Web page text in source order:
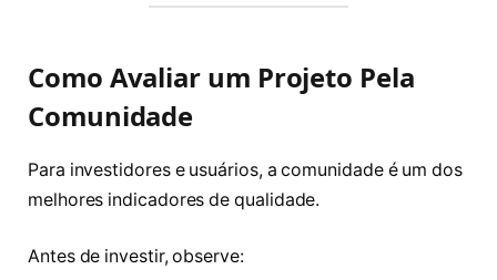
Como Avaliar um Projeto Pela
Comunidade
Para investidores e usuários, a comunidade é um dos
melhores indicadores de qualidade.
Antes de investir, observe: